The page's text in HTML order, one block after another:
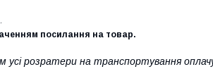
посилання на товар.
усі розратери на транспортування